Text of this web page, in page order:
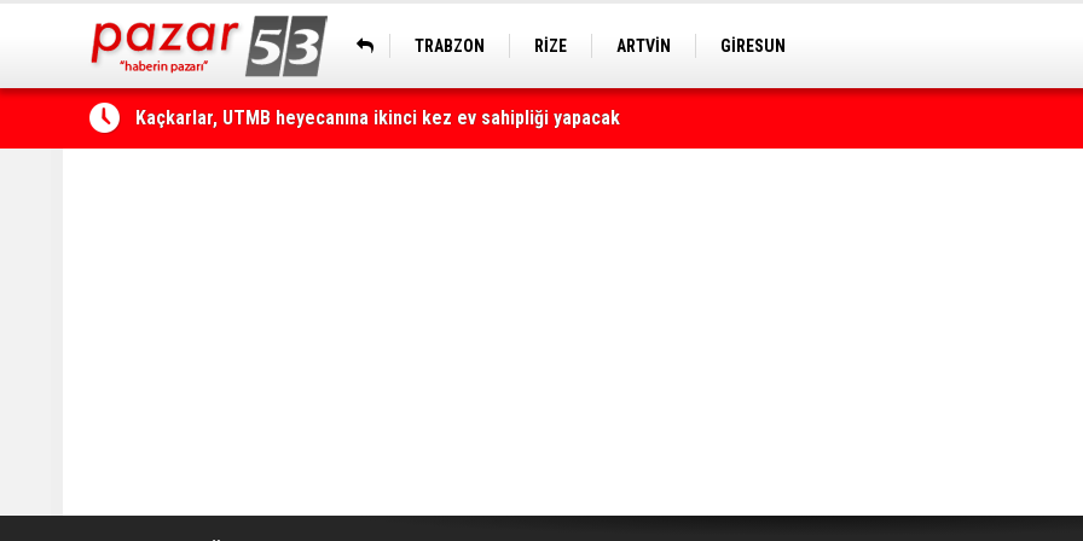
TRABZON RİZE ARTVİN GİRESUN
Çamlıhemşin'de otomobilin üzerine kaya düştü: 1 yaralı